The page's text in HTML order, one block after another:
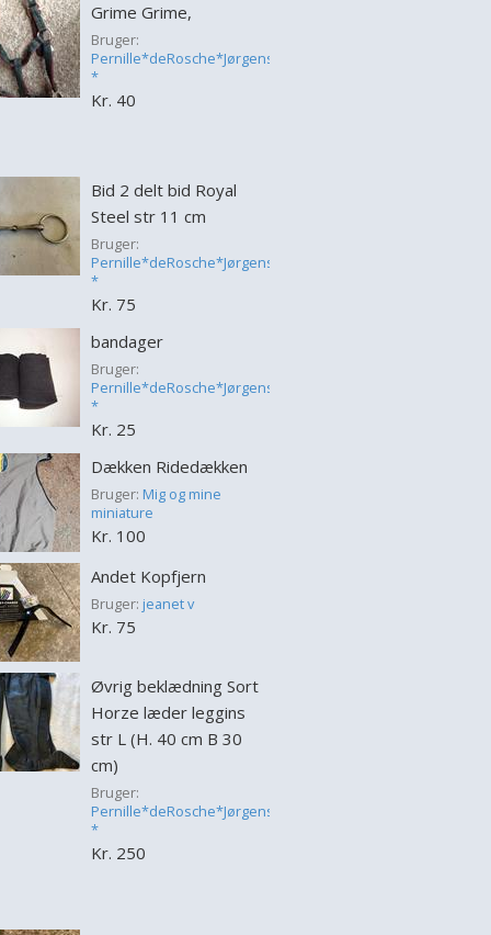
Grime Grime,
Bruger:
Pernille*deRosche*Jørgensen
*
Kr. 40
Bid 2 delt bid Royal
Steel str 11 cm
Bruger:
Pernille*deRosche*Jørgensen
*
Kr. 75
bandager
Bruger:
Pernille*deRosche*Jørgensen
*
Kr. 25
Dækken Ridedækken
Bruger: Mig og mine
miniature
Kr. 100
Andet Kopfjern
Bruger: jeanet v
Kr. 75
Øvrig beklædning Sort
Horze læder leggins
str L (H. 40 cm B 30
cm)
Bruger:
Pernille*deRosche*Jørgensen
*
Kr. 250